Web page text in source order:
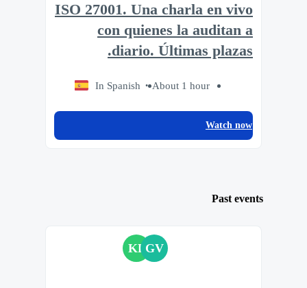
ISO 27001. Una charla en vivo
con quienes la auditan a
diario. Últimas plazas.
About 1 hour
In Spanish
Watch now
Past events
GV
KP